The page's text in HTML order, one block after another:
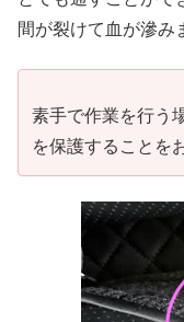
間が裂けて血が滲み
素手で作業を行う
を保護することを